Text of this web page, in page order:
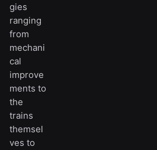
gies
ranging
from
mechani
cal
improve
ments to
the
trains
themsel
ves to